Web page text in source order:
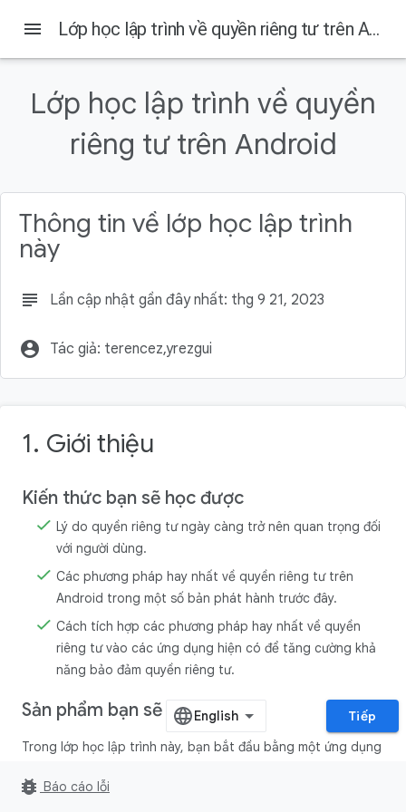
Kiến thức bạn sẽ học được
Sản phẩm bạn sẽ tạo ra
Những gì bạn cần
Thêm logic để yêu cầu quyền truy cập vào camera
Tìm hiểu thêm
menu Lớp học lập trình về quyền riêng tư trên Android
Lớp học lập trình về quyền
riêng tư trên Android
Thông tin về lớp học lập trình
này
subject Lần cập nhật gần đây nhất: thg 9 21, 2023
account_circle Tác giả: terencez,yrezgui
1. Giới thiệu
Kiến thức bạn sẽ học được
Lý do quyền riêng tư ngày càng trở nên quan trọng đối
với người dùng.
Các phương pháp hay nhất về quyền riêng tư trên
Android trong một số bản phát hành trước đây.
Cách tích hợp các phương pháp hay nhất về quyền
riêng tư vào các ứng dụng hiện có để tăng cường khả
năng bảo đảm quyền riêng tư.
Sản phẩm bạn sẽ tạo ra
Trong lớp học lập trình này, bạn bắt đầu bằng một ứng dụng
Tiếp
bug_report Báo cáo lỗi